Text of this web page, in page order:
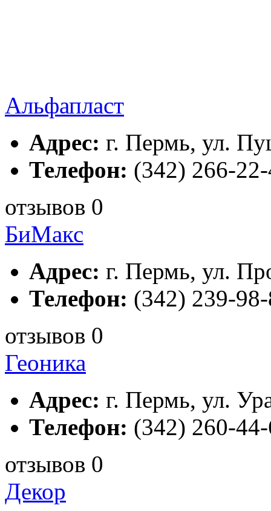
Альфапласт
Адрес: г. Пермь, ул.
Телефон: (342) 266-
отзывов 0
БиМакс
Адрес: г. Пермь, ул.
Телефон: (342) 239-
отзывов 0
Геоника
Адрес: г. Пермь, ул.
Телефон: (342) 260-
отзывов 0
Декор